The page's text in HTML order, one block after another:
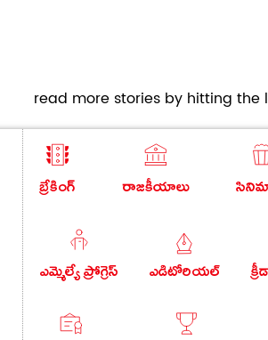
read more stories by hitting
బ్రేకింగ్ రాజకీయాలు
ఎమ్మెల్యే ప్రోగ్రెస్ ఎడిటోరియల్